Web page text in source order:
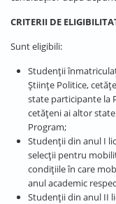
CRITERII DE
Sunt eligibili:
Studenții
Științe Politice,
state participante la
cetățeni ai altor
Program;
Studenții din anul I
selecții pentru
condițiile în care
anul academic
Studenții din anul II